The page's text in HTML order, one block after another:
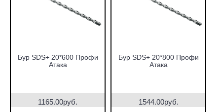
Бур SDS+ 20*600 Профи
Атака
1165.00руб.
Бур SDS+ 20*800 Профи
Атака
1544.00руб.